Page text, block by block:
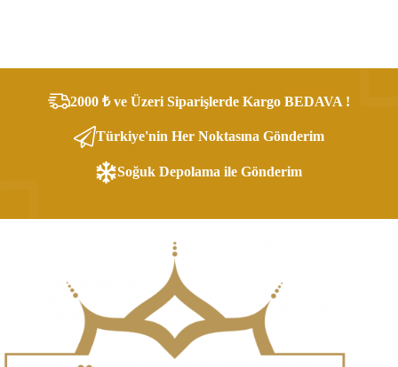
2000 ₺ ve Üzeri Siparişlerde Kargo BEDAVA !
Türkiye'nin Her Noktasına Gönderim
Soğuk Depolama ile Gönderim